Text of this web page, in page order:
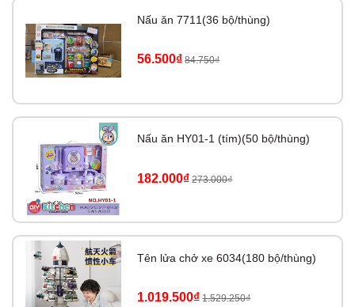
Nấu ăn 7711(36 bộ/thùng)
56.500₫ 84.750₫
Nấu ăn HY01-1 (tím)(50 bộ/thùng)
182.000₫ 273.000₫
Tên lửa chở xe 6034(180 bộ/thùng)
1.019.500₫ 1.529.250₫